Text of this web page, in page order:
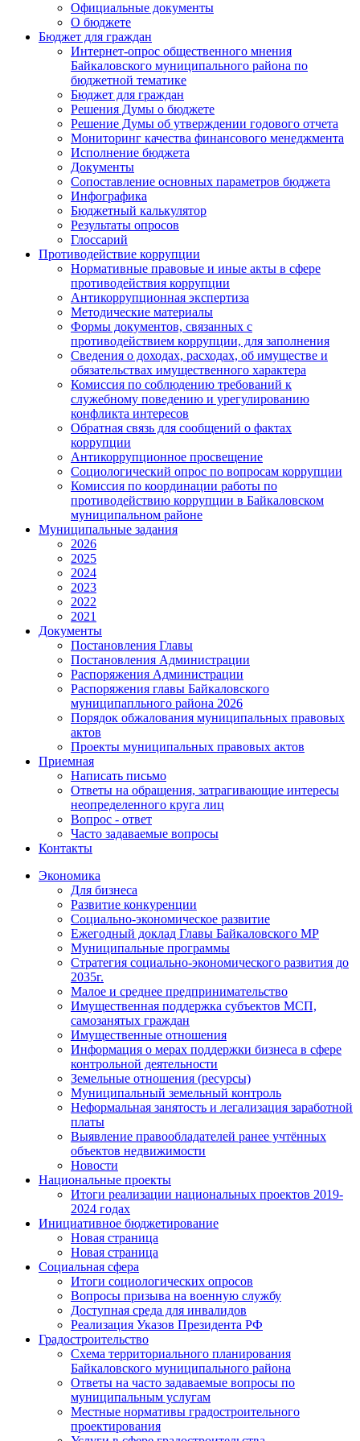
Официальные документы
О бюджете
Бюджет для граждан
Интернет-опрос общественного мнения
Байкаловского муниципального района по
бюджетной тематике
Бюджет для граждан
Решения Думы о бюджете
Решение Думы об утверждении годового отчета
Мониторинг качества финансового менеджмента
Исполнение бюджета
Документы
Сопоставление основных параметров бюджета
Инфографика
Бюджетный калькулятор
Результаты опросов
Глоссарий
Противодействие коррупции
Нормативные правовые и иные акты в сфере
противодействия коррупции
Антикоррупционная экспертиза
Методические материалы
Формы документов, связанных с
противодействием коррупции, для заполнения
Сведения о доходах, расходах, об имуществе и
обязательствах имущественного характера
Комиссия по соблюдению требований к
служебному поведению и урегулированию
конфликта интересов
Обратная связь для сообщений о фактах
коррупции
Антикоррупционное просвещение
Социологический опрос по вопросам коррупции
Комиссия по координации работы по
противодействию коррупции в Байкаловском
муниципальном районе
Муниципальные задания
2026
2025
2024
2023
2022
2021
Документы
Постановления Главы
Постановления Администрации
Распоряжения Администрации
Распоряжения главы Байкаловского
муниципапльного района 2026
Порядок обжалования муниципальных правовых
актов
Проекты муниципальных правовых актов
Приемная
Написать письмо
Ответы на обращения, затрагивающие интересы
неопределенного круга лиц
Вопрос - ответ
Часто задаваемые вопросы
Контакты
Экономика
Для бизнеса
Развитие конкуренции
Социально-экономическое развитие
Ежегодный доклад Главы Байкаловского МР
Муниципальные программы
Стратегия социально-экономического развития до
2035г.
Малое и среднее предпринимательство
Имущественная поддержка субъектов МСП,
самозанятых граждан
Имущественные отношения
Информация о мерах поддержки бизнеса в сфере
контрольной деятельности
Земельные отношения (ресурсы)
Муниципальный земельный контроль
Неформальная занятость и легализация заработной
платы
Выявление правообладателей ранее учтённых
объектов недвижимости
Новости
Национальные проекты
Итоги реализации национальных проектов 2019-
2024 годах
Инициативное бюджетирование
Новая страница
Новая страница
Социальная сфера
Итоги социологических опросов
Вопросы призыва на военную службу
Доступная среда для инвалидов
Реализация Указов Президента РФ
Градостроительство
Схема территориального планирования
Байкаловского муниципального района
Ответы на часто задаваемые вопросы по
муниципальным услугам
Местные нормативы градостроительного
проектирования